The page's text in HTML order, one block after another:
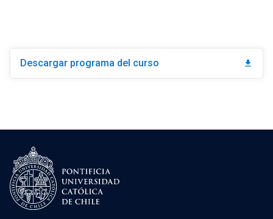
Descargar programa del curso download